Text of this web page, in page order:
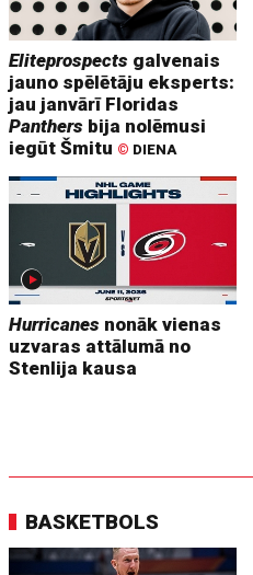
Eliteprospects galvenais
jauno spēlētāju eksperts:
jau janvārī Floridas
Panthers bija nolēmusi
iegūt Šmitu © DIENA
Hurricanes nonāk vienas
uzvaras attālumā no
Stenlija kausa
BASKETBOLS